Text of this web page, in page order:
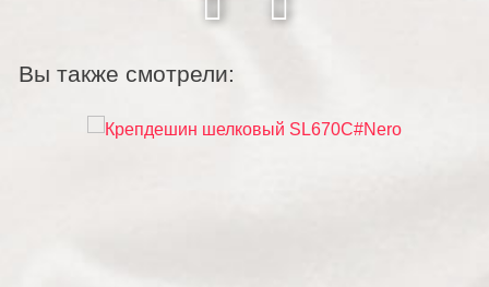
Вы также смотрели: